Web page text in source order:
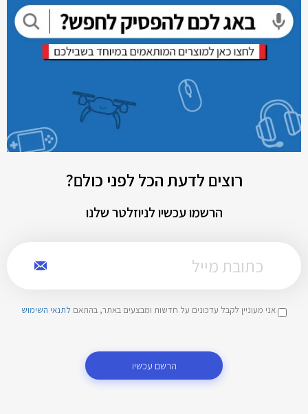
רוצים לדעת הכל לפני כולם?
הרשמו עכשיו לניוזלטר שלנו
אני מעוניין לקבל עדכונים על חדשות ומבצעים באתר, בהתאם לתנאי השימוש
הרשם עכשיו